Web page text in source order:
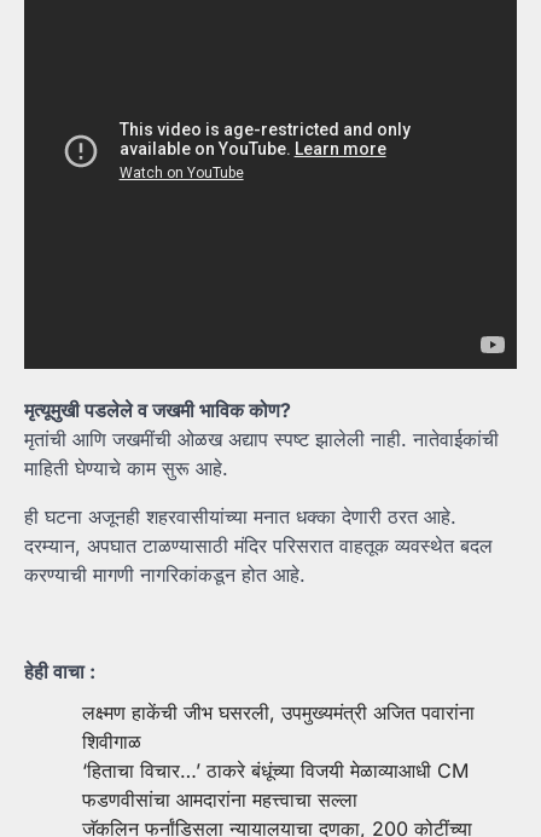
मृत्यूमुखी पडलेले व जखमी भाविक कोण?
मृतांची आणि जखमींची ओळख अद्याप स्पष्ट झालेली नाही. नातेवाईकांची
माहिती घेण्याचे काम सुरू आहे.
ही घटना अजूनही शहरवासीयांच्या मनात धक्का देणारी ठरत आहे.
दरम्यान, अपघात टाळण्यासाठी मंदिर परिसरात वाहतूक व्यवस्थेत बदल
करण्याची मागणी नागरिकांकडून होत आहे.
हेही वाचा :
लक्ष्मण हाकेंची जीभ घसरली, उपमुख्यमंत्री अजित पवारांना
शिवीगाळ
‘हिताचा विचार…’ ठाकरे बंधूंच्या विजयी मेळाव्याआधी CM
फडणवीसांचा आमदारांना महत्त्वाचा सल्ला
जॅकलिन फर्नांडिसला न्यायालयाचा दणका, 200 कोटींच्या